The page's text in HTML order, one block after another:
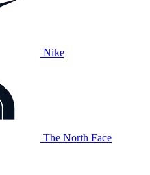
Nike
The North Face